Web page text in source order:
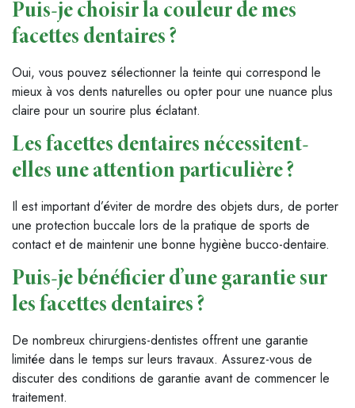
Puis-je choisir la couleur de mes
facettes dentaires ?
Oui, vous pouvez sélectionner la teinte qui correspond le
mieux à vos dents naturelles ou opter pour une nuance plus
claire pour un sourire plus éclatant.
Les facettes dentaires nécessitent-
elles une attention particulière ?
Il est important d’éviter de mordre des objets durs, de porter
une protection buccale lors de la pratique de sports de
contact et de maintenir une bonne hygiène bucco-dentaire.
Puis-je bénéficier d’une garantie sur
les facettes dentaires ?
De nombreux chirurgiens-dentistes offrent une garantie
limitée dans le temps sur leurs travaux. Assurez-vous de
discuter des conditions de garantie avant de commencer le
traitement.